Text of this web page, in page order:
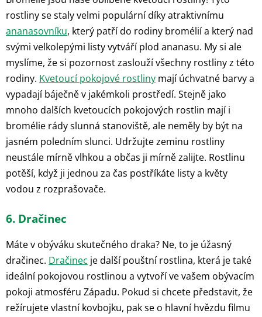
rostliny se staly velmi populární díky atraktivnímu
ananasovníku, který patří do rodiny bromélií a který nad
svými velkolepými listy vytváří plod ananasu. My si ale
myslíme, že si pozornost zaslouží všechny rostliny z této
rodiny. Kvetoucí pokojové rostliny mají úchvatné barvy a
vypadají báječně v jakémkoli prostředí. Stejně jako
mnoho dalších kvetoucích pokojových rostlin mají i
bromélie rády slunná stanoviště, ale neměly by být na
jasném poledním slunci. Udržujte zeminu rostliny
neustále mírně vlhkou a občas ji mírně zalijte. Rostlinu
potěší, když ji jednou za čas postříkáte listy a květy
vodou z rozprašovače.
6. Dračinec
Máte v obýváku skutečného draka? Ne, to je úžasný
dračinec. Dračinec je další pouštní rostlina, která je také
ideální pokojovou rostlinou a vytvoří ve vašem obývacím
pokoji atmosféru Západu. Pokud si chcete představit, že
režírujete vlastní kovbojku, pak se o hlavní hvězdu filmu